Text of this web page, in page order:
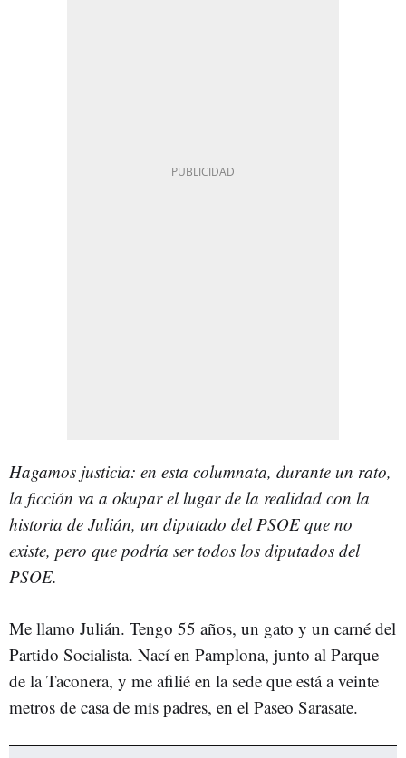
Hagamos justicia: en esta columnata, durante un rato,
la ficción va a okupar el lugar de la realidad con la
historia de Julián, un diputado del PSOE que no
existe, pero que podría ser todos los diputados del
PSOE.
Me llamo Julián. Tengo 55 años, un gato y un carné del
Partido Socialista. Nací en Pamplona, junto al Parque
de la Taconera, y me afilié en la sede que está a veinte
metros de casa de mis padres, en el Paseo Sarasate.